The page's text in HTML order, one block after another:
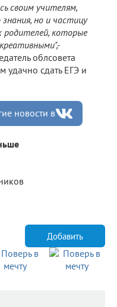
своим учителям,
но и частицу
родителей, которые
облсовета
удачно сдать ЕГЭ и
новости в
Добавить